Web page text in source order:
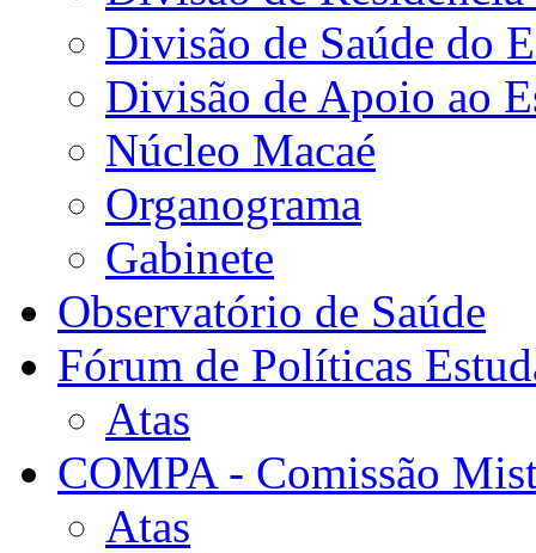
Divisão de Saúde do
Divisão de Apoio ao
Núcleo Macaé
Organograma
Gabinete
Observatório de Saúde
Fórum de Políticas
Atas
COMPA - Comissão
Atas